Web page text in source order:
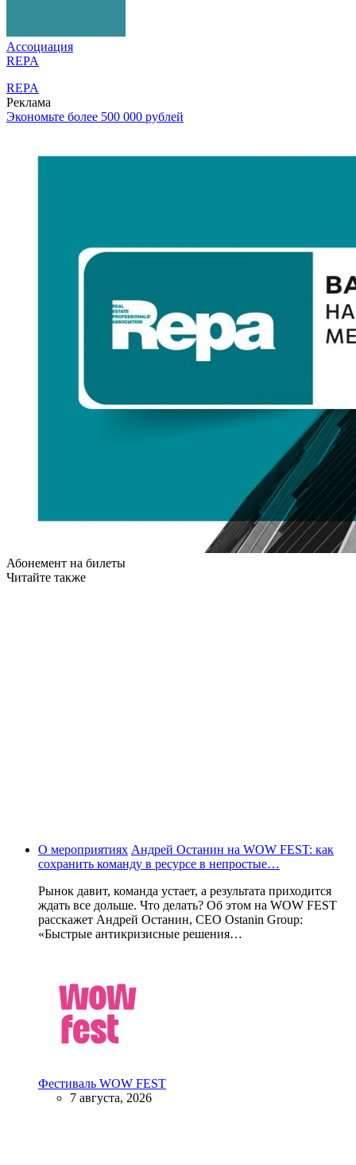
Ассоциация
REPA
REPA
Реклама
Экономьте более 500 000 рублей
Абонемент на билеты
Читайте также
О мероприятиях Андрей Останин на WOW FEST: как
сохранить команду в ресурсе в непростые…
Рынок давит, команда устает, а результата приходится
ждать все дольше. Что делать? Об этом на WOW FEST
расскажет Андрей Останин, CEO Ostanin Group:
«Быстрые антикризисные решения…
Фестиваль WOW FEST
7 августа, 2026